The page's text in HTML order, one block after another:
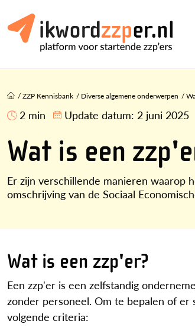
/ZZP Kennisbank / Diverse algemene onderwerpen /
2 min Update datum: 2 juni 2025
Wat is een
Er zijn verschillende manieren waarop
omschrijving van de Sociaal
Wat is een zzp'er?
Een zzp'er is een zelfstandig
zonder personeel. Om te bepalen of er
volgende criteria: